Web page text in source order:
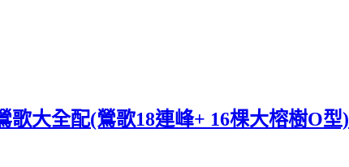
歌大全配(鶯歌18連峰+ 16棵大榕樹O型)